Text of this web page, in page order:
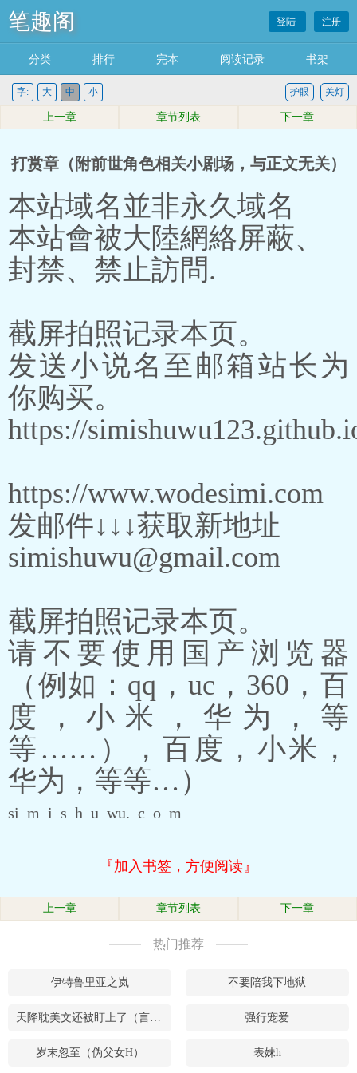
笔趣阁 登陆 注册
分类 排行 完本 阅读记录 书架
字: 大 中 小 关灯
护眼
上一章 章节列表 下一章
打赏章（附前世角色相关小剧场，与正文无关）
本站域名並非永久域名
本站會被大陸網絡屏蔽、
封禁、禁止訪問.
截屏拍照记录本页。
发送小说名至邮箱站长为
你购买。
https://
https://www.wodesimi.com
发邮件↓↓↓获取新地址
simishuwu@gmail.com
截屏拍照记录本页。
请不要使用国产浏览器
（例如：qq，uc，360，百
度，小米，华为，等
等……），百度，小米，
华为，等等…）
si m i s h u wu. c o m
『加入书签，方便阅读』
上一章 章节列表 下一章
热门推荐
伊特鲁里亚之岚 不要陪我下地狱
天降耽美文还被盯上了（言情） 强行宠爱
岁末忽至（伪父女H） 表妹h